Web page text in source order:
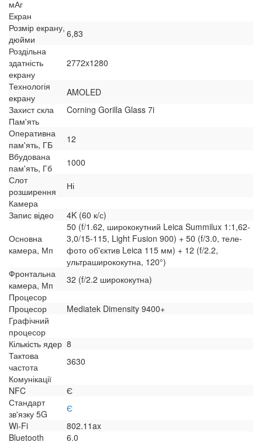
мАг
Екран
Розмір екрану,
дюйми
6,83
Роздільна
здатність
екрану
2772x1280
Технологія
екрану
AMOLED
Захист скла
Corning Gorilla Glass 7i
Пам'ять
Оперативна
пам'ять, ГБ
12
Вбудована
пам'ять, Гб
1000
Слот
розширення
Ні
Камера
Запис відео
4K (60 к/с)
Основна
камера, Мп
50 (f/1.62, ширококутний Leica Summilux 1:1,62-
3,0/15-115, Light Fusion 900) + 50 (f/3.0, теле-
фото об'єктив Leica 115 мм) + 12 (f/2.2,
ультраширококутна, 120°)
Фронтальна
камера, Мп
32 (f/2.2 ширококутна)
Процесор
Процесор
Mediatek Dimensity 9400+
Графічний
процесор
Кількість ядер 8
Тактова
частота
3630
Комунікації
NFC
Є
Стандарт
зв'язку 5G
Є
Wi-Fi
802.11ax
Bluetooth
6.0